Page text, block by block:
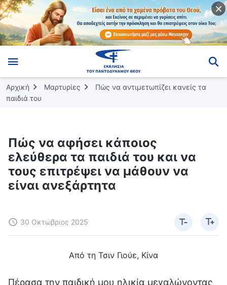
Αρχική Μαρτυρίες
Πώς να αντιμετωπίζει κανείς τα
παιδιά του
Πώς να αφήσει κάποιος
ελεύθερα τα παιδιά του και να
τους επιτρέψει να μάθουν να
είναι ανεξάρτητα
30 Οκτώβριος 2025
Από τη Τσιν Γιούε, Κίνα
Πέρασα την παιδική μου ηλικία μεγαλώνοντας